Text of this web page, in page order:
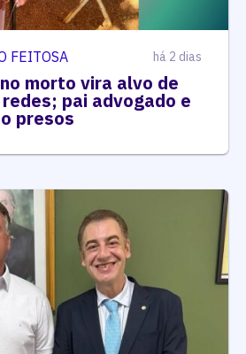
FEITOSA há 2 dias
morto vira alvo de
pai advogado e
presos